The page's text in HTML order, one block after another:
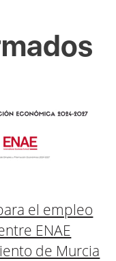
el empleo
ENAE
de Murcia